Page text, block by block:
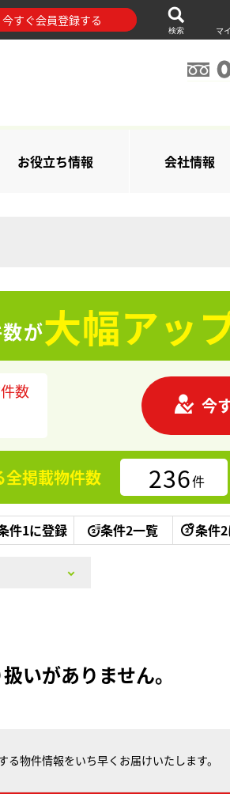
今すぐ会員登録する
検索 マ
お役立ち情報 会社情報
が大幅アッ
数
今
全掲載物件数 236件
件1に登録 条件2一覧 条件
いがありません。
物件情報をいち早くお届けいたします。